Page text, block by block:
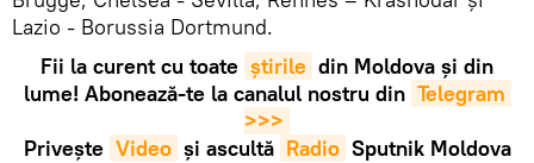
Lazio - Borussia Dortmund.
Fii la curent cu toate știrile din Moldova și din
lume! Abonează-te la canalul nostru din Telegram
>>>
Privește Video și ascultă Radio Sputnik Moldova